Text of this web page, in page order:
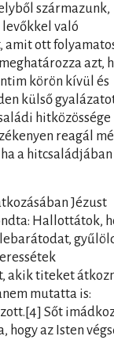
származunk,
való
amit ott
azt,
körön kívül és
külső
hitközössége
reagál
a hitcsaládjában
Jézust
Hallottátok,
akik titeket
mutatta is:
Sőt
hogy az Isten